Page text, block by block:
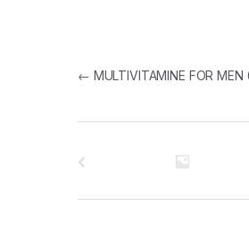
Navigation de
← MULTIVITAMINE FOR MEN